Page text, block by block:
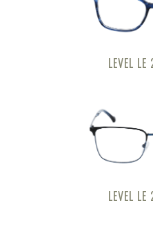
LEVEL
LEVEL